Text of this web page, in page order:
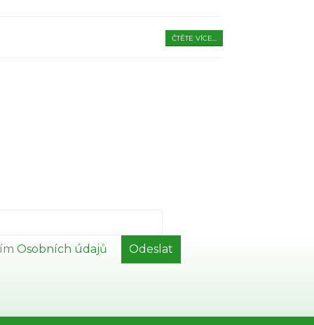
ČTĚTE VÍCE...
Osobních údajů